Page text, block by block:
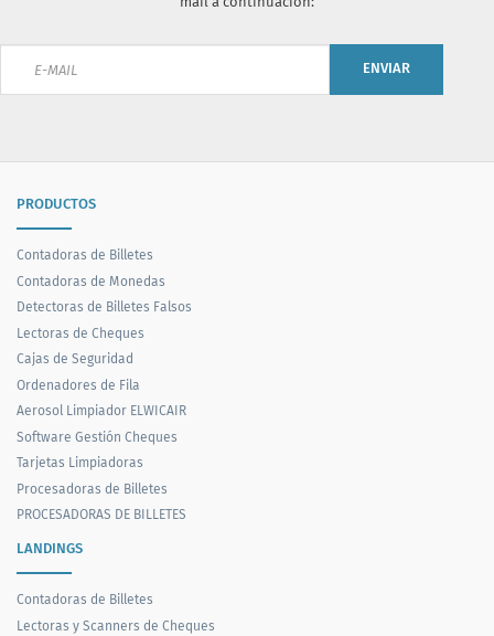
ENVIAR
PRODUCTOS
Contadoras de Billetes
Contadoras de Monedas
Detectoras de Billetes Falsos
Lectoras de Cheques
Cajas de Seguridad
Ordenadores de Fila
Aerosol Limpiador ELWICAIR
Software Gestión Cheques
Tarjetas Limpiadoras
Procesadoras de Billetes
PROCESADORAS DE BILLETES
LANDINGS
Contadoras de Billetes
Lectoras y Scanners de Cheques